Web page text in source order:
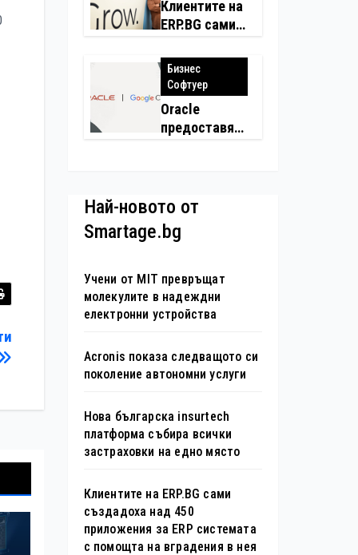
застраховки
на едно
Клиентите на
ERP.BG сами
над 450
приложения
за ERP
системата с
помощта на
Бизнес
Софтуер
Oracle
предоставя
хиляди
клиенти на
бизнес
Най-новото от
Smartage.bg
Учени от MIT превръщат
молекулите в надеждни
електронни устройства
Acronis показа следващото си
поколение автономни услуги
Нова българска insurtech
платформа събира всички
застраховки на едно място
Клиентите на ERP.BG сами
създадоха над 450
приложения за ERP системата
с помощта на вградения в нея